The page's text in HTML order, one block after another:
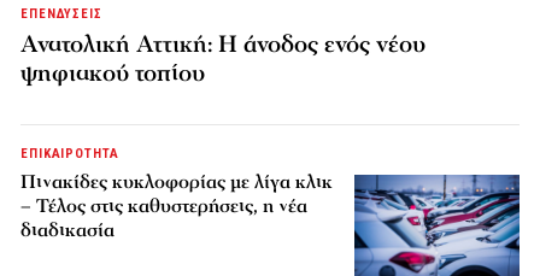
ΕΠΕΝΔΥΣΕΙΣ
Ανατολική Αττική: Η άνοδος ενός νέου
ψηφιακού τοπίου
ΕΠΙΚΑΙΡΟΤΗΤΑ
Πινακίδες κυκλοφορίας με λίγα κλικ
– Τέλος στις καθυστερήσεις, η νέα
διαδικασία